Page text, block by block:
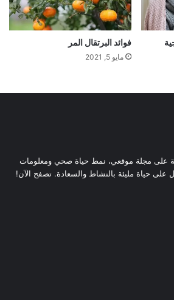
فوائد البرتقال المر
مايو 5, 2021
على مجلة موقعي، نمط حياة صحي ومعلومات
حياة مليئة بالنشاط والسعادة. تصفح الآن!